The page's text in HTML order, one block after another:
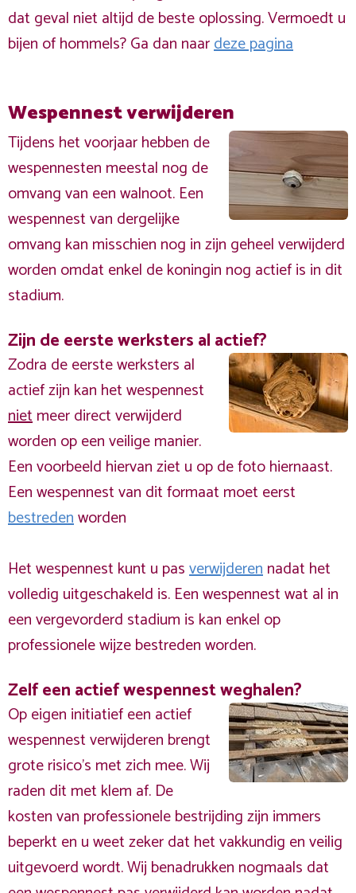
dat geval niet altijd de beste oplossing. Vermoedt u
bijen of hommels? Ga dan naardeze pagina
Wespennest verwijderen
Tijdens het voorjaar hebben de
wespennesten meestal nog de
omvang van een walnoot. Een
wespennest van dergelijke
omvang kan misschien nog in zijn geheel verwijderd
worden omdat enkel de koningin nog actief is in dit
stadium.
Zijn de eerste werksters al actief?
Zodra de eerste werksters al
actief zijn kan het wespennest
nietmeer direct verwijderd
worden op een veilige manier.
Een voorbeeld hiervan ziet u op de foto hiernaast.
Een wespennest van dit formaat moet eerst
bestredenworden
Het wespennest kunt u pasverwijderennadat het
volledig uitgeschakeld is. Een wespennest wat al in
een vergevorderd stadium is kan enkel op
professionele wijze bestreden worden.
Zelf een actief wespennest weghalen?
Op eigen initiatief een actief
wespennest verwijderen brengt
grote risico’s met zich mee. Wij
raden dit met klem af. De
kosten van professionele bestrijding zijn immers
beperkt en u weet zeker dat het vakkundig en veilig
uitgevoerd wordt. Wij benadrukken nogmaals dat